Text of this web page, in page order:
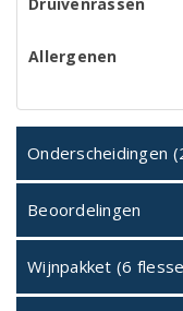
Allergenen
Onderscheidingen
Beoordelingen
Wijnpakket (6